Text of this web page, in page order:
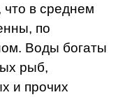
в среднем
по
Воды богаты
рыб,
и прочих